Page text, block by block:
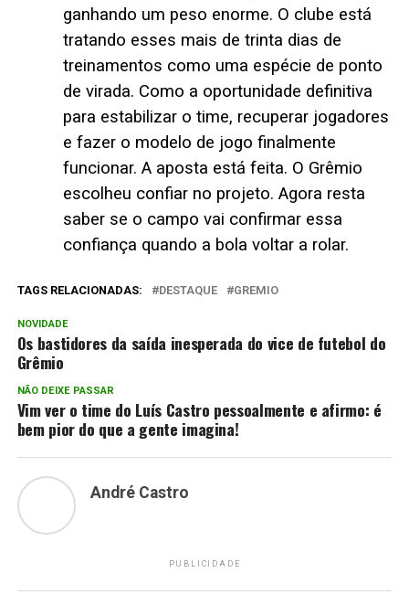
ganhando um peso enorme. O clube está
tratando esses mais de trinta dias de
treinamentos como uma espécie de ponto
de virada. Como a oportunidade definitiva
para estabilizar o time, recuperar jogadores
e fazer o modelo de jogo finalmente
funcionar. A aposta está feita. O Grêmio
escolheu confiar no projeto. Agora resta
saber se o campo vai confirmar essa
confiança quando a bola voltar a rolar.
TAGS RELACIONADAS: DESTAQUE GREMIO
NOVIDADE
Os bastidores da saída inesperada do vice de futebol do
Grêmio
NÃO DEIXE PASSAR
Vim ver o time do Luís Castro pessoalmente e afirmo: é
bem pior do que a gente imagina!
André Castro
PUBLICIDADE